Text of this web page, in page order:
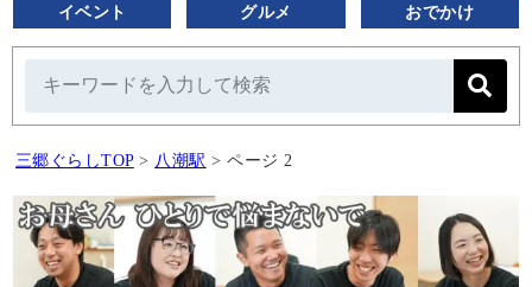
イベント グルメ おでかけ
三郷ぐらしTOP > 八潮駅 > ページ 2